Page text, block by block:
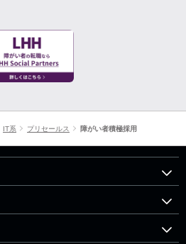
IT系 プリセールス 障がい者積極採用